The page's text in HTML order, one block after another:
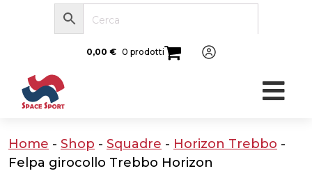
0,00 € 0 prodotti
Home - Shop - Squadre - Horizon Trebbo -
Felpa girocollo Trebbo Horizon